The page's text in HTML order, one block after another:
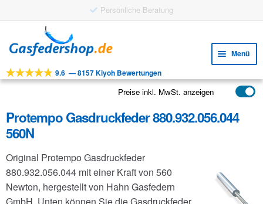
Gratis Versand ab 25 €
Navigation
springen
Inhalt
springen
Menü
Werkzeuge
Anwendungen
FAQ
9.6 —8157 Kiyoh Bewertungen
Preise inkl. MwSt. anzeigen
Protempo Gasdruckfeder 880.932.056.044
560N
Original Protempo Gasdruckfeder
880.932.056.044 mit einer Kraft von 560
Newton, hergestellt von Hahn Gasfedern